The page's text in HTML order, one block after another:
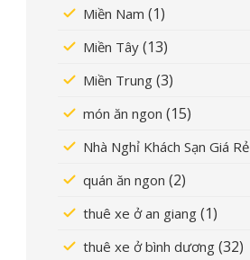
Miền Nam (1)
Miền Tây (13)
Miền Trung (3)
món ăn ngon (15)
Nhà Nghỉ Khách Sạn Giá Rẻ
quán ăn ngon (2)
thuê xe ở an giang (1)
thuê xe ở bình dương (32)